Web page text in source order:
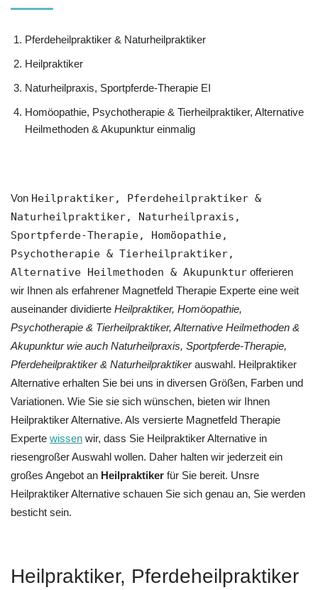
Pferdeheilpraktiker & Naturheilpraktiker
Heilpraktiker
Naturheilpraxis, Sportpferde-Therapie EI
‎Homöopathie, ‎Psychotherapie & ‎Tierheilpraktiker, Alternative
Heilmethoden & Akupunktur einmalig
Von Heilpraktiker, Pferdeheilpraktiker &
Naturheilpraktiker, Naturheilpraxis,
Sportpferde-Therapie, ‎Homöopathie,
‎Psychotherapie & ‎Tierheilpraktiker,
Alternative Heilmethoden & Akupunktur offerieren
wir Ihnen als erfahrener Magnetfeld Therapie Experte eine weit
auseinander dividierte Heilpraktiker, ‎Homöopathie,
‎Psychotherapie & ‎Tierheilpraktiker, Alternative Heilmethoden &
Akupunktur wie auch Naturheilpraxis, Sportpferde-Therapie,
Pferdeheilpraktiker & Naturheilpraktikerauswahl. Heilpraktiker
Alternative erhalten Sie bei uns in diversen Größen, Farben und
Variationen. Wie Sie sie sich wünschen, bieten wir Ihnen
Heilpraktiker Alternative. Als versierte Magnetfeld Therapie
Experte wissen wir, dass Sie Heilpraktiker Alternative in
riesengroßer Auswahl wollen. Daher halten wir jederzeit ein
großes Angebot an Heilpraktiker für Sie bereit. Unsre
Heilpraktiker Alternative schauen Sie sich genau an, Sie werden
besticht sein.
Heilpraktiker, Pferdeheilpraktiker